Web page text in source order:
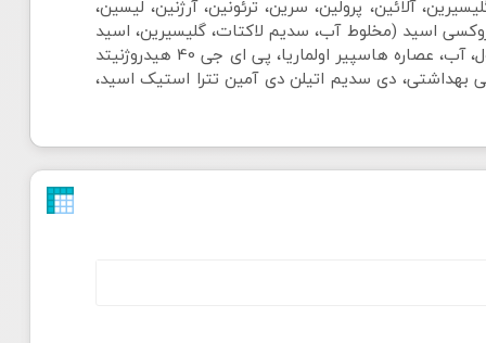
گلیسیرین، آلائین، پرولین، سرین، ترئونین، آرژنین، لیسین،
اسید (مخلوط آب، سدیم لاکتات، گلیسیرین، اسید
سیتریک، سدیم پی سی ای، مالیک اسید، گلایکولیک اسید، لاکتیک اسید، پیروویک اسید، تارتاریک اسید)، مخلوط بوتیلن گلایکول، آب، عصاره هاسپیر اولماریا، پی ای جی 40 هیدروژنیتد
آمین 99%، فنوکسی اتانول، اسانس مجاز آرایشی بهداشتی، دی سدیم اتیلن دی آمین تترا استیک اسید،